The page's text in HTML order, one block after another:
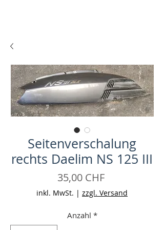
Seitenverschalung
rechts Daelim NS 125 III
35,00 CHFPreis
inkl. MwSt. | zzgl. Versand
Anzahl *